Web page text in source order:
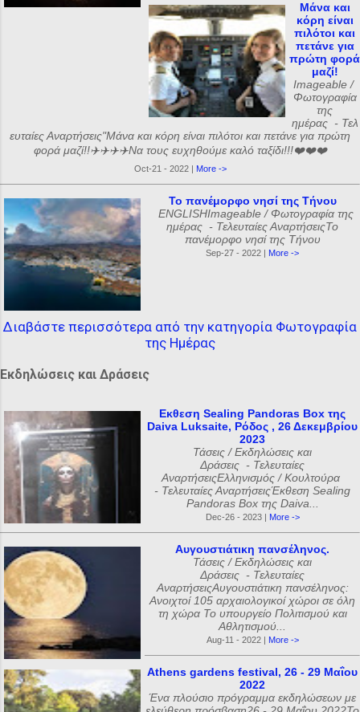
Μάνα και
κόρη είναι
πιλότοι και
πετάνε για
πρώτη φορά
μαζί!
Imageable /
Φωτογραφία
της
ημέρας - Τελ
ευταίες Αναρτήσεις"Μάνα και κόρη είναι πιλότοι και πετάνε για πρώτη
φορά μαζί!!✈️✈️✈️✈️Να τους ευχηθούμε καλό ταξίδι!!!❤️❤️❤️
Oct-21 - 2022 | More ->
Το πανέμορφο νησί της Τήνου
ENGLISHImageable / Φωτογραφία της
ημέρας - Τελευταίες ΑναρτήσειςΤο
πανέμορφο νησί της Τήνου
Sep-27 - 2022 | More ->
Διαβάστε περισσότερα από την κατηγορία Φωτογραφία
της Ημέρας
Εκδηλώσεις και Δράσεις
Εκθεση Sealing Pandoras Box της
Daiva Luksaite, Ρόδος , 26 Δεκεμβρίου
2023
Τάσεις / Εκδηλώσεις και
Δράσεις - Τελευταίες
ΑναρτήσειςΕλληνισμός / Κουλτούρα
- Τελευταίες ΑναρτήσειςΈκθεση Sealing
Pandoras Box της Daiva...
Dec-26 - 2023 | More ->
Αυγουστιάτικη πανσέληνος.
Τάσεις / Εκδηλώσεις και
Δράσεις - Τελευταίες
ΑναρτήσειςΑυγουστιάτικη πανσέληνος:
Ανοιχτοί 105 αρχαιολογικοί χώροι σε όλη
τη χώρα Το υπουργείο Πολιτισμού και
Αθλητισμού...
Aug-11 - 2022 | More ->
Athens gardens festival, 26 - 29 Μαΐου
2022
Ένα πλούσιο πρόγραμμα εκδηλώσεων με